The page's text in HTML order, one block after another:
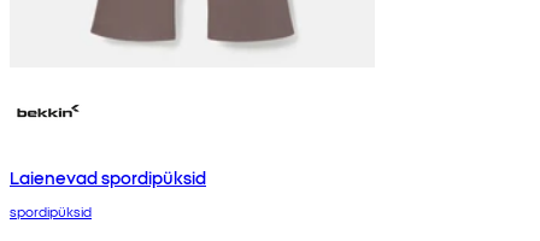
Laienevad spordipüksid
spordipüksid